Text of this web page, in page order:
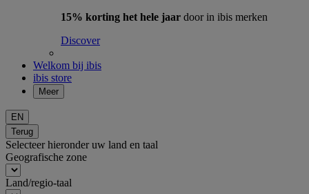
15% korting het hele jaar door in ibis merken
Discover
Welkom bij ibis
ibis store
Meer
EN
Terug
Selecteer hieronder uw land en taal
Geografische zone
Land/regio-taal